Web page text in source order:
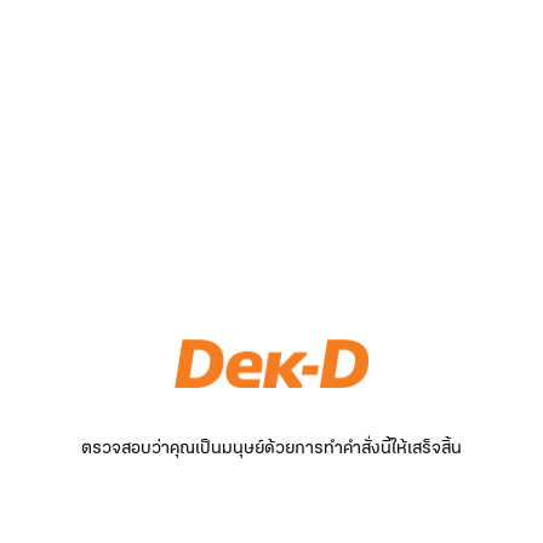
ตรวจสอบว่าคุณเป็นมนุษย์ด้วยการทำคำสั่งนี้ให้เสร็จสิ้น